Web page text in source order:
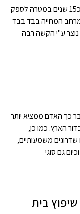
משרד זוהרה קליין עיצובים נוסד בהרצליה לפני כ15 שנים במטרה לספק
המחייה בבד בבד
נוצר ע"י הקשה רבה
כך האדם ממציא יותר
הארץ. כמו כן,
משמעותיים,
גם סוגי
בית